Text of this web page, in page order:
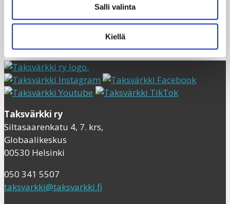
Salli valinta
Kiellä
Kuvat: Saila Sieranoja ja Kapua
Taksvärkki ry
Siltasaarenkatu 4, 7. krs,
Globaalikeskus
00530 Helsinki
050 341 5507
taksvarkki@taksvarkki.fi